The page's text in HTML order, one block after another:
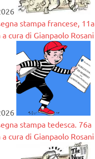
stampa francese, 11a
cura di Gianpaolo Rosani
stampa tedesca. 76a
cura di Gianpaolo Rosani